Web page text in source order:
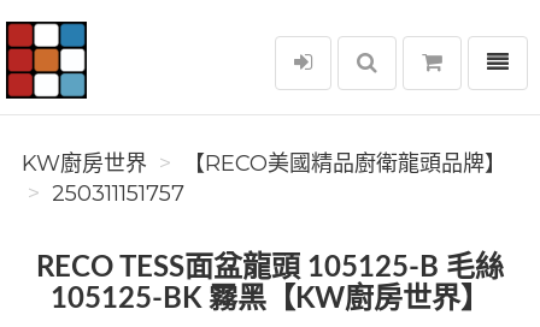
KW廚房世界
選單
KW廚房世界
【RECO美國精品廚衛龍頭品牌】
250311151757
RECO TESS面盆龍頭 105125-B 毛絲
105125-BK 霧黑【KW廚房世界】